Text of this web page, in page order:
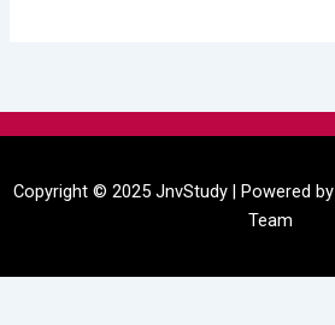
Copyright © 2025 JnvStudy | Powered by
Team